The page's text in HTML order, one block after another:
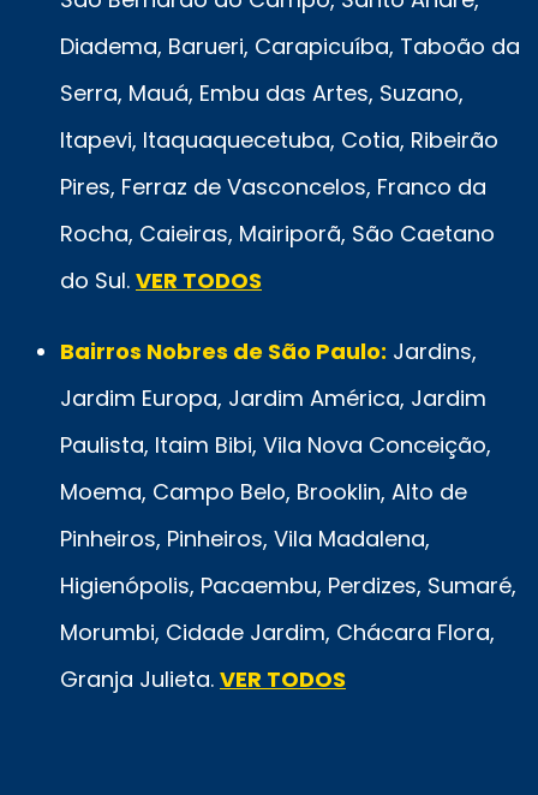
Diadema, Barueri, Carapicuíba, Taboão da
Serra, Mauá, Embu das Artes, Suzano,
Itapevi, Itaquaquecetuba, Cotia, Ribeirão
Pires, Ferraz de Vasconcelos, Franco da
Rocha, Caieiras, Mairiporã, São Caetano
do Sul. VER TODOS
Bairros Nobres de São Paulo: Jardins,
Jardim Europa, Jardim América, Jardim
Paulista, Itaim Bibi, Vila Nova Conceição,
Moema, Campo Belo, Brooklin, Alto de
Pinheiros, Pinheiros, Vila Madalena,
Higienópolis, Pacaembu, Perdizes, Sumaré,
Morumbi, Cidade Jardim, Chácara Flora,
Granja Julieta. VER TODOS